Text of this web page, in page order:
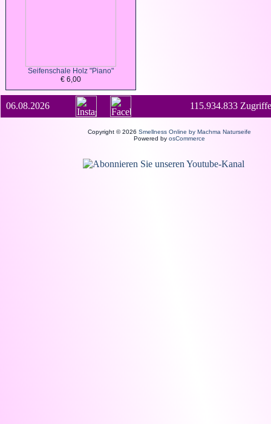
Seifenschale Holz "Piano"
€ 6,00
06.08.2026 115.934.833
Copyright © 2026 Smellness Online by Machma Naturseife
Powered by osCommerce